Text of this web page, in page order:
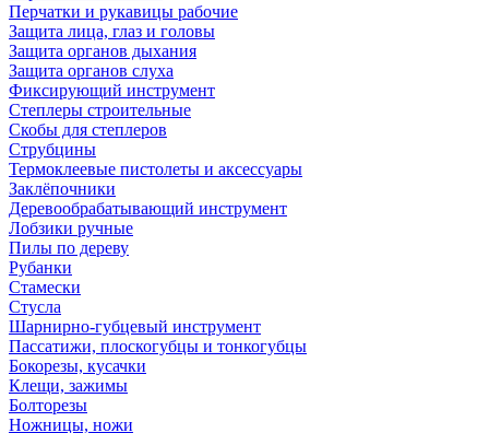
Перчатки и рукавицы рабочие
Защита лица, глаз и головы
Защита органов дыхания
Защита органов слуха
Фиксирующий инструмент
Степлеры строительные
Скобы для степлеров
Струбцины
Термоклеевые пистолеты и аксессуары
Заклёпочники
Деревообрабатывающий инструмент
Лобзики ручные
Пилы по дереву
Рубанки
Стамески
Стусла
Шарнирно-губцевый инструмент
Пассатижи, плоскогубцы и тонкогубцы
Бокорезы, кусачки
Клещи, зажимы
Болторезы
Ножницы, ножи